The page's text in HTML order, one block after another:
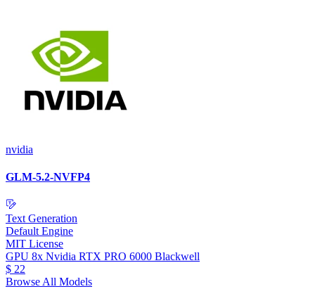
nvidia
GLM-5.2-NVFP4
Text Generation
Default Engine
MIT License
GPU 8x Nvidia RTX PRO 6000 Blackwell
$ 22
Browse All Models